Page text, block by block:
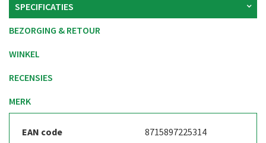
SPECIFICATIES
BEZORGING & RETOUR
WINKEL
RECENSIES
MERK
EAN code 8715897225314